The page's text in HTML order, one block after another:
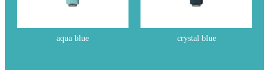
aqua blue crystal blue